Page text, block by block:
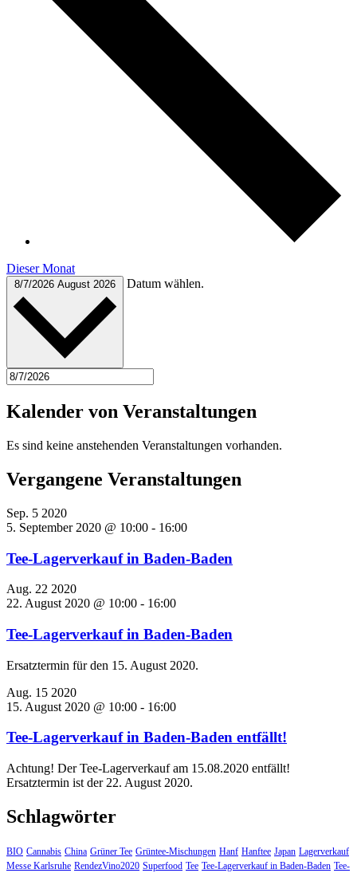
Dieser Monat
8/7/2026 August 2026 Datum wählen.
Kalender von Veranstaltungen
Es sind keine anstehenden Veranstaltungen vorhanden.
Vergangene Veranstaltungen
Sep. 5 2020
5. September 2020 @ 10:00 - 16:00
Tee-Lagerverkauf in Baden-Baden
Aug. 22 2020
22. August 2020 @ 10:00 - 16:00
Tee-Lagerverkauf in Baden-Baden
Ersatztermin für den 15. August 2020.
Aug. 15 2020
15. August 2020 @ 10:00 - 16:00
Tee-Lagerverkauf in Baden-Baden entfällt!
Achtung! Der Tee-Lagerverkauf am 15.08.2020 entfällt!
Ersatztermin ist der 22. August 2020.
Schlagwörter
BIO Cannabis China Grüner Tee Grüntee-Mischungen Hanf Hanftee Japan Lagerverkauf
Messe Karlsruhe RendezVino2020 Superfood Tee Tee-Lagerverkauf in Baden-Baden Tee-